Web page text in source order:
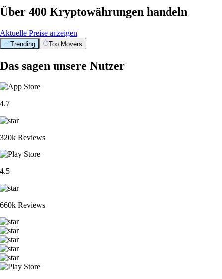
Über 400 Kryptowährungen handeln
Aktuelle Preise anzeigen
Trending Top Movers
Das sagen unsere Nutzer
4.7
320k Reviews
4.5
660k Reviews